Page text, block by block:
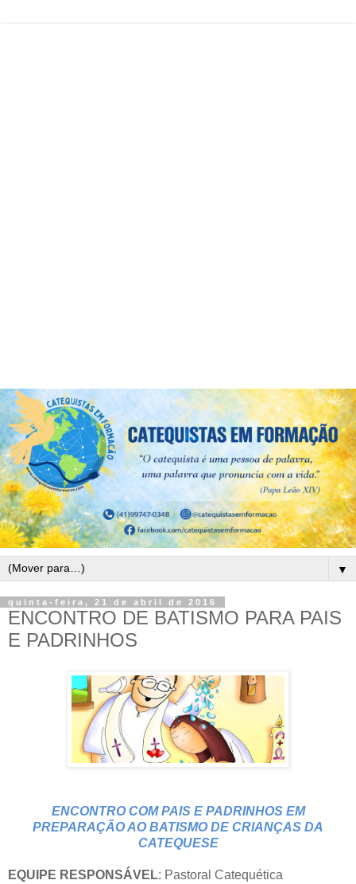
▼
quinta-feira, 21 de abril de 2016
ENCONTRO DE BATISMO PARA PAIS
E PADRINHOS
ENCONTRO COM PAIS E PADRINHOS EM
PREPARAÇÃO AO BATISMO DE CRIANÇAS DA
CATEQUESE
EQUIPE RESPONSÁVEL: Pastoral Catequética